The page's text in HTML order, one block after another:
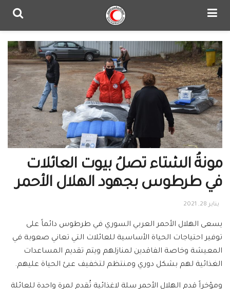
مونةُ الشتاء تصلُ بيوت العائلات
في طرطوس بجهود الهلال الأحمر
يناير 28, 2021
يسعى الهلال الأحمر العربي السوري في طرطوس دائماً على
توفير احتياجات الحياة الأساسية للعائلات التي تعاني صعوبة في
المعيشة وخاصة الفاقدين لمنازلهم ويتم تقديم المساعدات
الغذائية لهم بشكل دوري ومنتظم لتخفيف عبئ الحياة عليهم.
ومؤخراً قدم الهلال الأحمر سلة لاغذائية تُقدم لمرة واحدة للعائلة